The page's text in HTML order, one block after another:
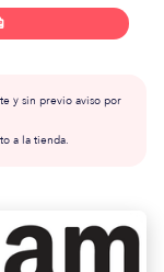
y sin previo aviso por
a la tienda.